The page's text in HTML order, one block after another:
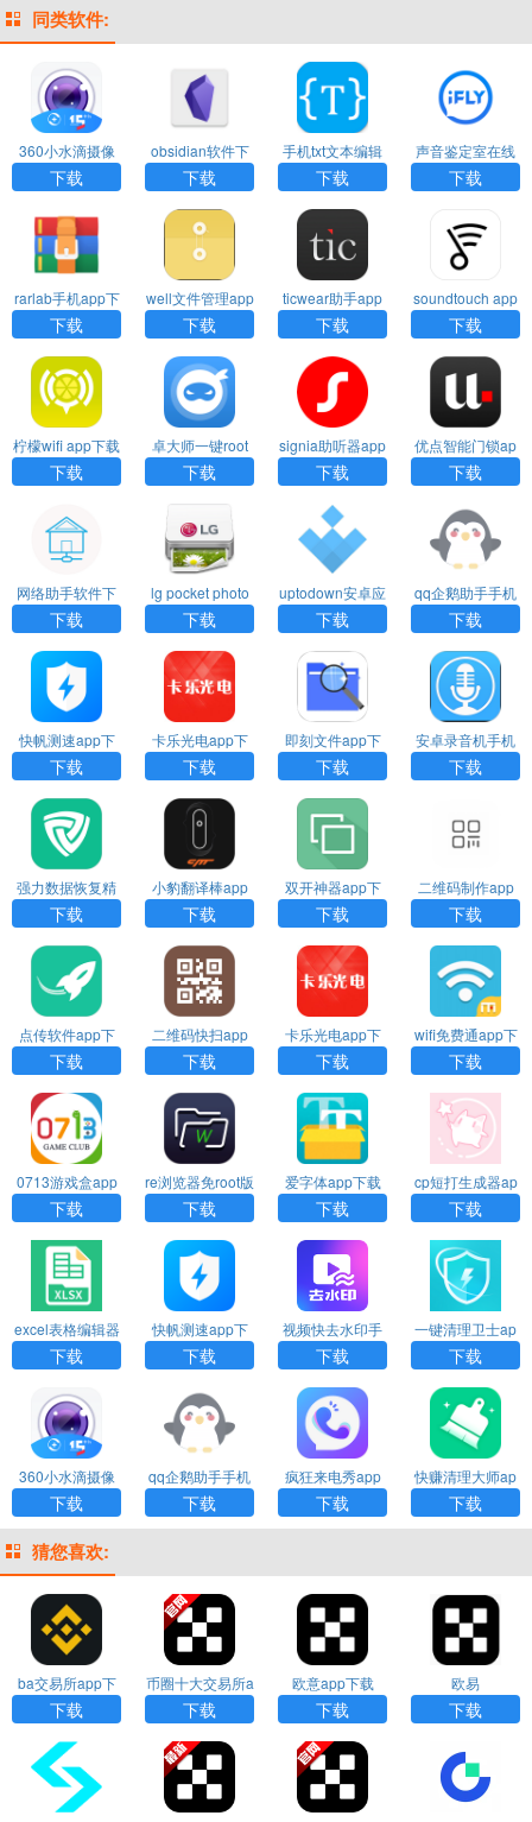
同类软件:
360小水滴摄像
头app下载
下载
obsidian软件下
载
下载
手机txt文本编辑
器下载
下载
声音鉴定室在线
测试app下载
下载
rarlab手机app下
载
下载
well文件管理app
下载
下载
ticwear助手app
下载
下载
soundtouch app
下载
下载
柠檬wifi app下载
下载
卓大师一键root
手机版下载
下载
signia助听器app
下载
下载
优点智能门锁ap
p下载
下载
网络助手软件下
载
下载
lg pocket photo
软件下载
下载
uptodown安卓应
用商城下载
下载
qq企鹅助手手机
版下载
下载
快帆测速app下
载
下载
卡乐光电app下
载
下载
即刻文件app下
载
下载
安卓录音机手机
版下载
下载
强力数据恢复精
灵软件下载
下载
小豹翻译棒app
下载
下载
双开神器app下
载
下载
二维码制作app
下载
下载
点传软件app下
载
下载
二维码快扫app
下载
下载
卡乐光电app下
载
下载
wifi免费通app下
载
下载
0713游戏盒app
下载
下载
re浏览器免root版
下载
下载
爱字体app下载
下载
cp短打生成器ap
p下载
下载
excel表格编辑器
手机版下载
下载
快帆测速app下
载
下载
视频快去水印手
机版下载
下载
一键清理卫士ap
p下载
下载
360小水滴摄像
头app下载
下载
qq企鹅助手手机
版下载
下载
疯狂来电秀app
下载
下载
快赚清理大师ap
p下载
下载
猜您喜欢:
ba交易所app下
载
下载
币圈十大交易所a
pp下载
下载
欧意app下载
下载
欧易
下载